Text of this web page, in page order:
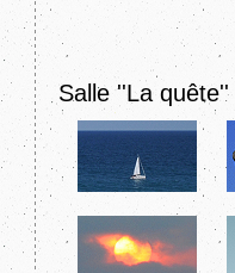
Salle ''La quête''